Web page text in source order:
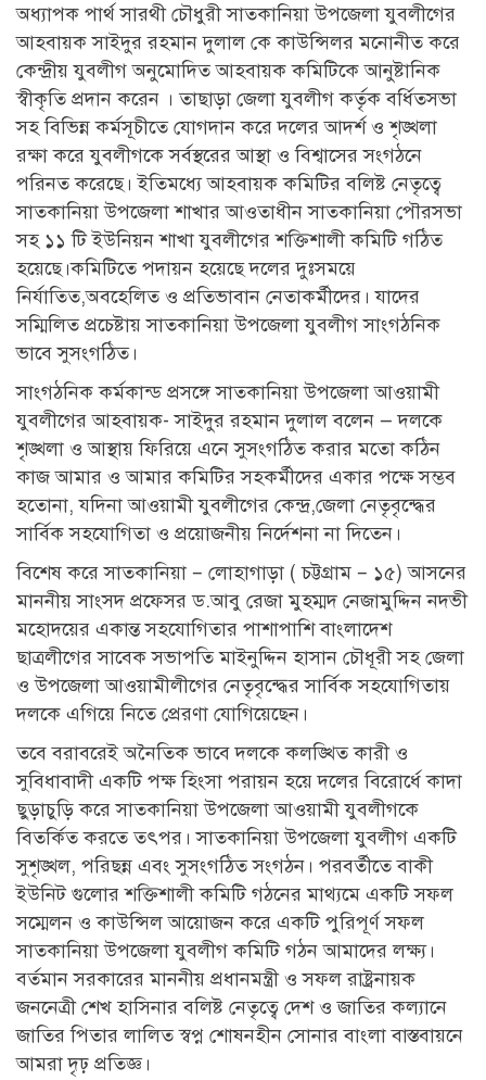
অধ্যাপক পার্থ সারথী চৌধুরী সাতকানিয়া উপজেলা যুবলীগের
আহবায়ক সাইদুর রহমান দুলাল কে কাউন্সিলর মনোনীত করে
কেন্দ্রীয় যুবলীগ অনুমোদিত আহবায়ক কমিটিকে আনুষ্টানিক
স্বীকৃতি প্রদান করেন । তাছাড়া জেলা যুবলীগ কর্তৃক বর্ধিতসভা
সহ বিভিন্ন কর্মসূচীতে যোগদান করে দলের আদর্শ ও শৃঙ্খলা
রক্ষা করে যুবলীগকে সর্বস্থরের আস্থা ও বিশ্বাসের সংগঠনে
পরিনত করেছে। ইতিমধ্যে আহবায়ক কমিটির বলিষ্ট নেতৃত্বে
সাতকানিয়া উপজেলা শাখার আওতাধীন সাতকানিয়া পৌরসভা
সহ ১১ টি ইউনিয়ন শাখা যুবলীগের শক্তিশালী কমিটি গঠিত
হয়েছে।কমিটিতে পদায়ন হয়েছে দলের দুঃসময়ে
নির্যাতিত,অবহেলিত ও প্রতিভাবান নেতাকর্মীদের। যাদের
সম্মিলিত প্রচেষ্টায় সাতকানিয়া উপজেলা যুবলীগ সাংগঠনিক
ভাবে সুসংগঠিত।
সাংগঠনিক কর্মকান্ড প্রসঙ্গে সাতকানিয়া উপজেলা আওয়ামী
যুবলীগের আহবায়ক- সাইদুর রহমান দুলাল বলেন — দলকে
শৃঙ্খলা ও আস্থায় ফিরিয়ে এনে সুসংগঠিত করার মতো কঠিন
কাজ আমার ও আমার কমিটির সহকর্মীদের একার পক্ষে সম্ভব
হতোনা, যদিনা আওয়ামী যুবলীগের কেন্দ্র,জেলা নেতৃবৃন্দ্ধের
সার্বিক সহযোগিতা ও প্রয়োজনীয় নির্দেশনা না দিতেন।
বিশেষ করে সাতকানিয়া – লোহাগাড়া ( চট্টগ্রাম – ১৫) আসনের
মাননীয় সাংসদ প্রফেসর ড.আবু রেজা মুহম্মদ নেজামুদ্দিন নদভী
মহোদয়ের একান্ত সহযোগিতার পাশাপাশি বাংলাদেশ
ছাত্রলীগের সাবেক সভাপতি মাইনুদ্দিন হাসান চৌধূরী সহ জেলা
ও উপজেলা আওয়ামীলীগের নেতৃবৃন্দ্ধের সার্বিক সহযোগিতায়
দলকে এগিয়ে নিতে প্রেরণা যোগিয়েছেন।
তবে বরাবরেই অনৈতিক ভাবে দলকে কলঙ্খিত কারী ও
সুবিধাবাদী একটি পক্ষ হিংসা পরায়ন হয়ে দলের বিরোর্ধে কাদা
ছুড়াচুড়ি করে সাতকানিয়া উপজেলা আওয়ামী যুবলীগকে
বিতর্কিত করতে তৎপর। সাতকানিয়া উপজেলা যুবলীগ একটি
সুশৃঙ্খল, পরিছন্ন এবং সুসংগঠিত সংগঠন। পরবর্তীতে বাকী
ইউনিট গুলোর শক্তিশালী কমিটি গঠনের মাথ্যমে একটি সফল
সম্মেলন ও কাউন্সিল আয়োজন করে একটি পুরিপূর্ণ সফল
সাতকানিয়া উপজেলা যুবলীগ কমিটি গঠন আমাদের লক্ষ্য।
বর্তমান সরকারের মাননীয় প্রধানমন্ত্রী ও সফল রাষ্ট্রনায়ক
জননেত্রী শেখ হাসিনার বলিষ্ট নেতৃত্বে দেশ ও জাতির কল্যানে
জাতির পিতার লালিত স্বপ্ন শোষনহীন সোনার বাংলা বাস্তবায়নে
আমরা দৃঢ় প্রতিজ্ঞ।